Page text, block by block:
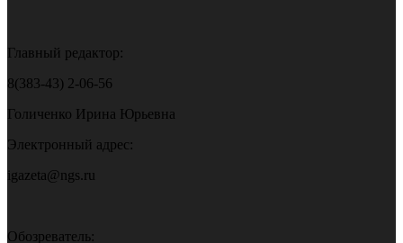
Главный редактор:
8(383-43) 2-06-56
Голиченко Ирина Юрьевна
Электронный адрес:
igazeta@ngs.ru
Обозреватель: